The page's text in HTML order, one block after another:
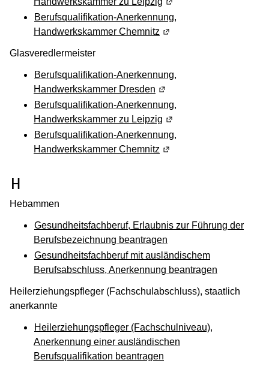
Berufsqualifikation-Anerkennung,
Handwerkskammer Chemnitz (Wird in einem neuen
Glasveredlermeister
Berufsqualifikation-Anerkennung,
Handwerkskammer Dresden (Wird in einem neuen
Berufsqualifikation-Anerkennung,
Handwerkskammer zu Leipzig (Wird in einem neuen
Berufsqualifikation-Anerkennung,
Handwerkskammer Chemnitz (Wird in einem neuen
(Wird in einem neuen Fenster
H
Hebammen
Gesundheitsfachberuf, Erlaubnis zur Führung der
Berufsbezeichnung beantragen
Gesundheitsfachberuf mit ausländischem
Berufsabschluss, Anerkennung beantragen
Heilerziehungspfleger (Fachschulabschluss), staatlich
anerkannte
Heilerziehungspfleger (Fachschulniveau),
Anerkennung einer ausländischen
Berufsqualifikation beantragen